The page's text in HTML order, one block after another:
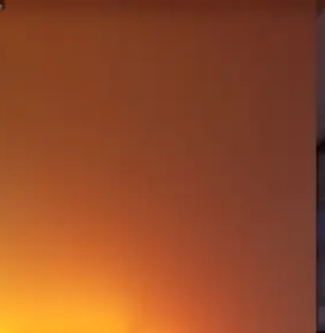
jednoducho zrkadliť obsah z
napríklad z TV a
rozširuje vizuálny zážitok a
videá, hudbu a fotografie z
svojho smartfónu alebo tabletu